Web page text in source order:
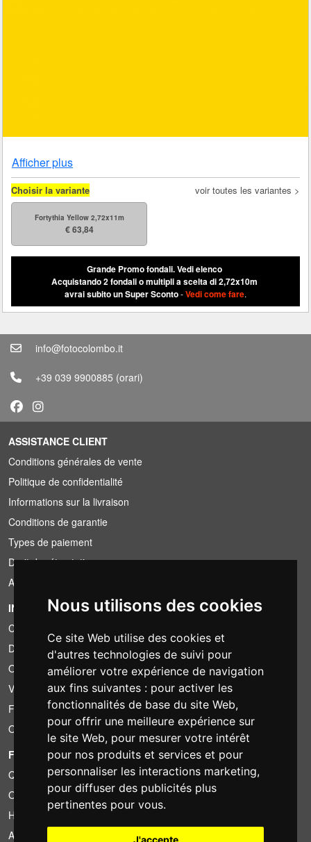
Nous utilisons des cookies
Ce site Web utilise des cookies et
d'autres technologies de suivi pour
améliorer votre expérience de navigation
aux fins suivantes : pour activer les
fonctionnalités de base du site Web,
pour offrir une meilleure expérience sur
le site Web, pour mesurer votre intérêt
pour nos produits et services et pour
personnaliser les interactions marketing,
pour diffuser des publicités plus
pertinentes pour vous.
J'accepte
Afficher plus
Choisir la variante voir toutes les variantes >
Fortythia Yellow 2,72x11m
€ 63,84
Grande Promo fondali.Vedi elenco
Acquistando 2 fondali o multipli a scelta di 2,72x10m
avrai subito un Super Sconto-Vedi come fare.
info@fotocolombo.it
+39 039 9900885 (orari)
ASSISTANCE CLIENT
Conditions générales de vente
Politique de confidentialité
Informations sur la livraison
Conditions de garantie
Types de paiement
Droit de rétractation
Application de la TVA
INFORMATION
Conditions de location
Devis
Offre groupée
Vous avez trouvé moins cher?
Financement
Occasion
FOTOCOLOMBO.IT
Qui sommes-nous
Où nous trouver
Horaires d'ouverture
Avis sur Trovaprezzi